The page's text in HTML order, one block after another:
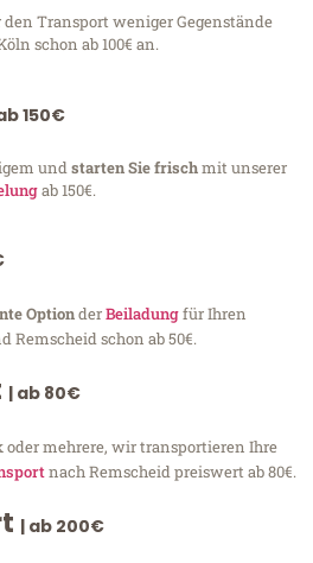
den Transport weniger Gegenstände
schon ab 100€ an.
150€
undstarten Sie frischmit unserer
ab 150€.
OptionderBeiladungfür Ihren
Remscheid schon ab 50€.
| ab 80€
oder mehrere, wir transportieren Ihre
nach Remscheid preiswert ab 80€.
| ab 200€